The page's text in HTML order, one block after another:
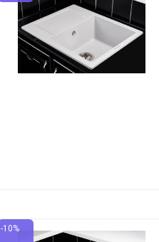
-10%